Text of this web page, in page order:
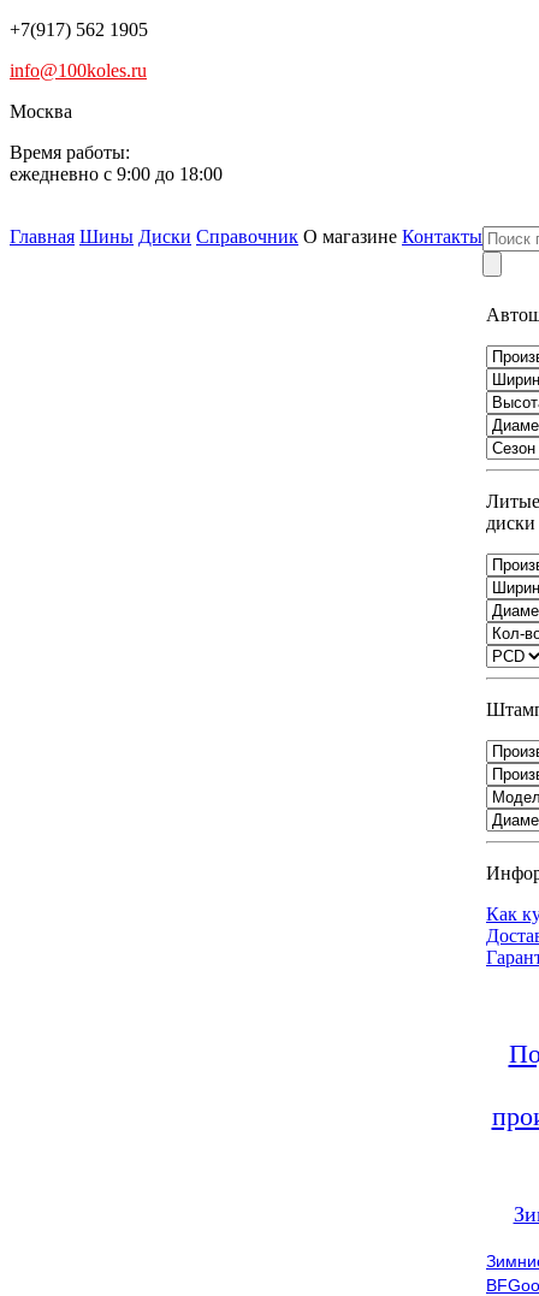
+7(917) 562 1905
info@100koles.ru
Москва
Время работы:
ежедневно с 9:00 до 18:00
Главная Шины Диски Справочник О магазине Контакты
Литые
диски
Как